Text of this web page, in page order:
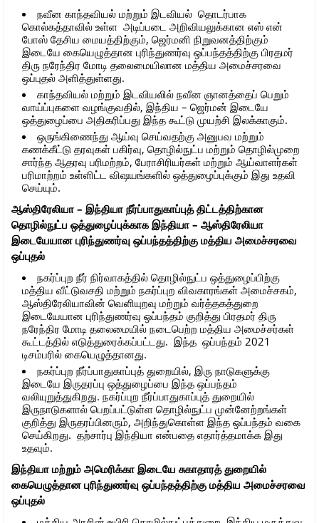
நவீன காந்தவியல் மற்றும் இடவியல் தொடர்பாக
கொல்கத்தாவில் உள்ள அடிப்படை அறிவியலுக்கான எஸ் என்
போஸ் தேசிய மையத்திற்கும், ஜெர்மனி நிறுவனத்திற்கும்
இடையே கையெழுத்தான புரிந்துணர்வு ஒப்பந்தத்திற்கு பிரதமர்
திரு நரேந்திர மோடி தலைமையிலான மத்திய அமைச்சரவை
ஒப்புதல் அளித்துள்ளது.
காந்தவியல் மற்றும் இடவியலில் நவீன ஞானத்தைப் பெறும்
வாய்ப்புகளை வழங்குவதில், இந்திய – ஜெர்மன் இடையே
ஒத்துழைப்பை அதிகரிப்பது இந்த கூட்டு முயற்சி இலக்காகும்.
ஒருங்கிணைந்து ஆய்வு செய்வதற்கு அனுபவ மற்றும்
கணக்கீட்டு தரவுகள் பகிர்வு, தொழில்நுட்ப மற்றும் தொழில்முறை
சார்ந்த ஆதரவு பரிமற்றம், பேராசிரியர்கள் மற்றும் ஆய்வாளர்கள்
பரிமாற்றம் உள்ளிட்ட விஷயங்களில் ஒத்துழைப்புக்கும் இது உதவி
செய்யும்.
ஆஸ்திரேலியா – இந்தியா நீர்ப்பாதுகாப்புத் திட்டத்திற்கான
தொழில்நுட்ப ஒத்துழைப்புக்காக இந்தியா – ஆஸ்திரேலியா
இடையேயான புரிந்துணர்வு ஒப்பந்தத்திற்கு மத்திய அமைச்சரவை
ஒப்புதல்
நகர்ப்புற நீர் நிர்வாகத்தில் தொழில்நுட்ப ஒத்துழைப்பிற்கு
மத்திய வீட்டுவசதி மற்றும் நகர்ப்புற விவகாரங்கள் அமைச்சகம்,
ஆஸ்திரேலியாவின் வெளியுறவு மற்றும் வர்த்தகத்துறை
இடையேயான புரிந்துணர்வு ஒப்பந்தம் குறித்து பிரதமர் திரு
நரேந்திர மோடி தலைமையில் நடைபெற்ற மத்திய அமைச்சர்கள்
கூட்டத்தில் எடுத்துரைக்கப்பட்டது. இந்த ஒப்பந்தம் 2021
டிசம்பரில் கையெழுத்தானது.
நகர்ப்புற நீர்ப்பாதுகாப்புத் துறையில், இரு நாடுகளுக்கு
இடையே இருதரப்பு ஒத்துழைப்பை இந்த ஒப்பந்தம்
வலியுறுத்துகிறது. நகர்ப்புற நீர்ப்பாதுகாப்புத் துறையில்
இருநாடுகளால் பெறப்பட்டுள்ள தொழில்நுட்ப முன்னேற்றங்கள்
குறித்து இருதரப்பினரும், அறிந்துகொள்ள இந்த ஒப்பந்தம் வகை
செய்கிறது. தற்சார்பு இந்தியா என்பதை எதார்த்தமாக்க இது
உதவும்.
இந்தியா மற்றும் அமெரிக்கா இடையே சுகாதாரத் துறையில்
கையெழுத்தான புரிந்துணர்வு ஒப்பந்தத்திற்கு மத்திய அமைச்சரவை
ஒப்புதல்